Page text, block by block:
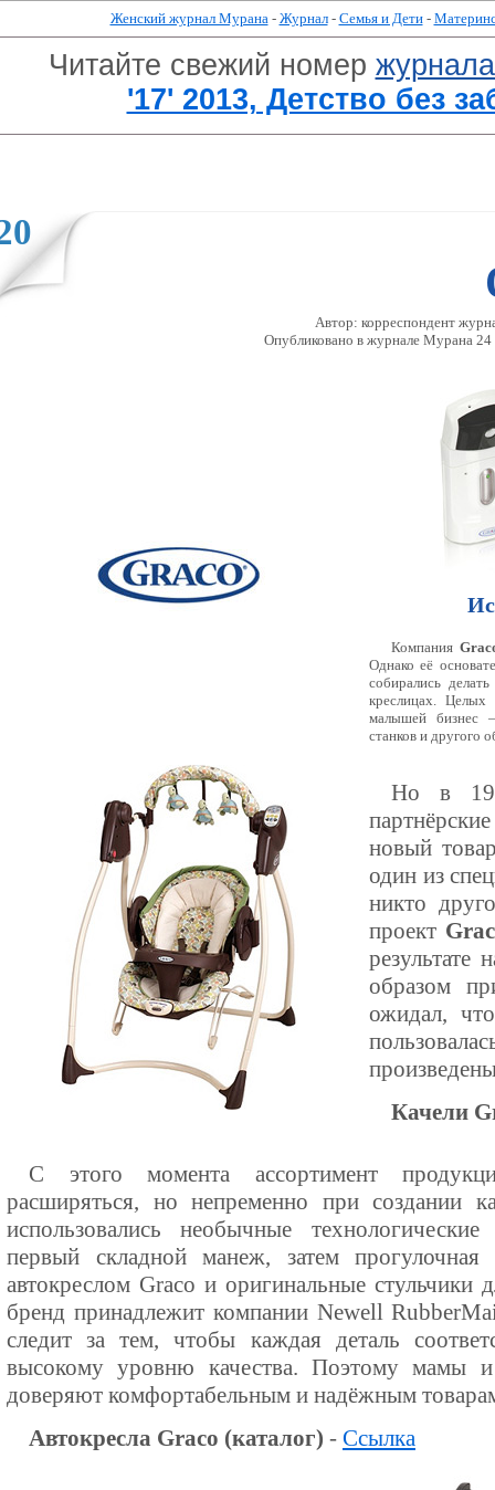
Женский журнал Мурана- Журнал- Семья и Дети-
Читайте свежий номер
'17' 2013, Детство без
Автор: корреспондент
Опубликовано в журналe Мурана
Компания
Однако её
собирались
креслицах.
малышей бизнес
станков и другого
Но в
новый
один из
никто
проект
результате
образом
ожидал,
Качели
С этого момента ассортимент
расширяться, но непременно при создании
использовались необычные
первый складной манеж, затем
автокреслом Graco и оригинальные стульчики
бренд принадлежит компании Newell
следит за тем, чтобы каждая деталь
высокому уровню качества. Поэтому мамы
доверяют комфортабельным и надёжным
Автокресла Graco (каталог) - Ссылка